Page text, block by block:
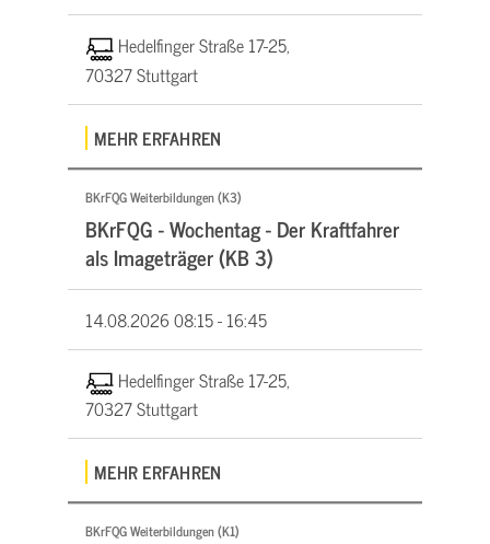
Hedelfinger Straße 17-25,
70327 Stuttgart
MEHR ERFAHREN
BKrFQG Weiterbildungen (K3)
BKrFQG - Wochentag - Der Kraftfahrer
als Imageträger (KB 3)
14.08.202608:15 - 16:45
Hedelfinger Straße 17-25,
70327 Stuttgart
MEHR ERFAHREN
BKrFQG Weiterbildungen (K1)